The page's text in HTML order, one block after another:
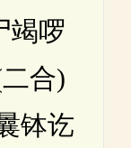
竭啰
合)
钵讫